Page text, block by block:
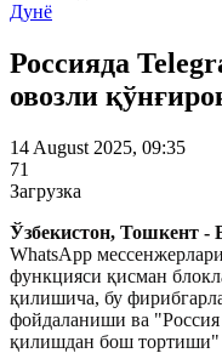
Дунё
Россияда
овозли
14 August 2025, 09:35
71
Загрузка
Ўзбекистон, Тошкент -
WhatsApp
функцияси қисман
қилишича, бу
фойдаланиши ва "Россия
қилишдан бош тортиши"